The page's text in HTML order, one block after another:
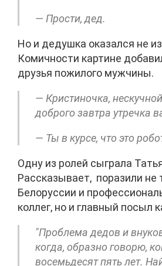
— Прости, дед.
Но и дедушка оказался не
Комичности картине
друзья пожилого мужчины.
— Кристиночка,
доброго завтра утречка
— Ты в курсе, что это
Одну из ролей сыграла
Рассказывает, поразили не
Белоруссии и
коллег, но и главный посыл
"Проблема дедов и
когда, образно говорю,
восемьдесят пять лет.